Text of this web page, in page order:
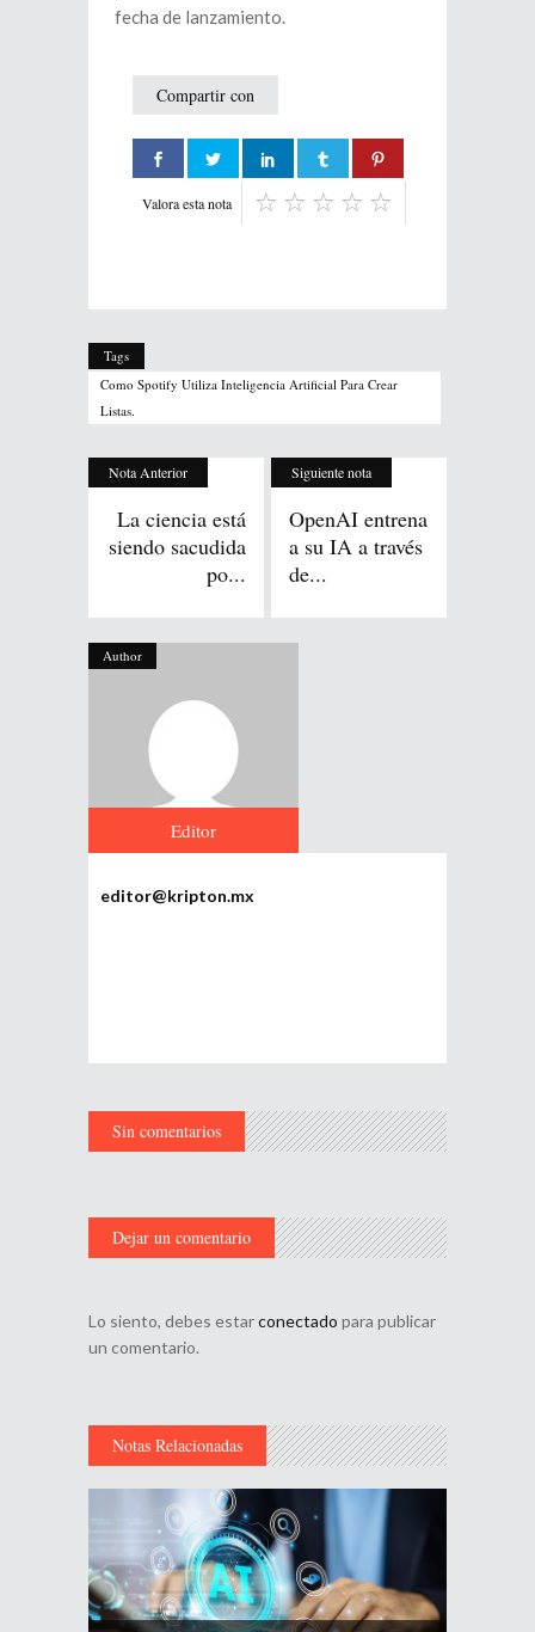
fecha de lanzamiento.
Compartir con
Valora esta nota
Tags
Como Spotify Utiliza Inteligencia Artificial Para Crear
Listas.
Nota Anterior
La ciencia está
siendo sacudida
po...
Siguiente nota
OpenAI entrena
a su IA a través
de...
Author
Editor
editor@kripton.mx
Sin comentarios
Dejar un comentario
Lo siento, debes estarconectado para publicar
un comentario.
Notas Relacionadas